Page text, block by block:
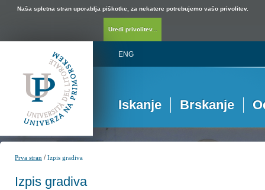
Naša spletna stran uporablja piškotke, za nekatere potrebujemo vašo privolitev.
Uredi privolitev...
ENG
Iskanje Brskanje
Prva stran /Izpis gradiva
Izpis gradiva